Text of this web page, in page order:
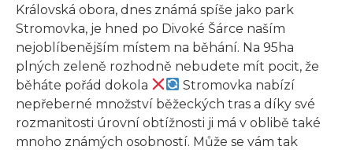
Královská obora, dnes známá spíše jako park
Stromovka, je hned po Divoké Šárce naším
nejoblíbenějším místem na běhání. Na 95ha
plných zeleně rozhodně nebudete mít pocit, že
běháte pořád dokola
Stromovka nabízí
nepřeberné množství běžeckých tras a díky své
rozmanitosti úrovní obtížnosti ji má v oblibě také
mnoho známých osobností. Může se vám tak